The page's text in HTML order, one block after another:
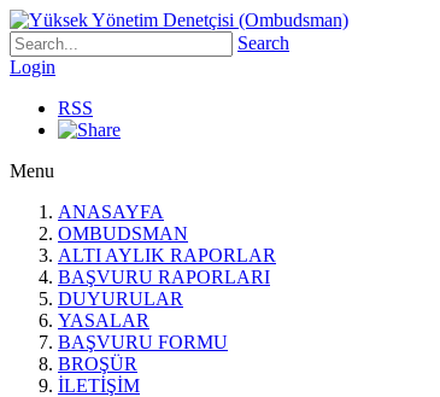
Search
Login
RSS
Menu
ANASAYFA
OMBUDSMAN
ALTI AYLIK RAPORLAR
BAŞVURU RAPORLARI
DUYURULAR
YASALAR
BAŞVURU FORMU
BROŞÜR
İLETİŞİM